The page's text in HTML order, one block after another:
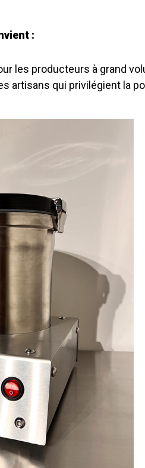
:
les producteurs à grand
artisans qui privilégient la